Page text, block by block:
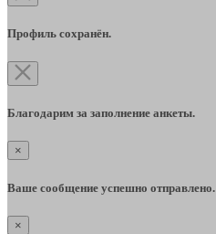
Профиль сохранён.
Благодарим за заполнение анкеты.
×
Ваше сообщение успешно отправлено.
×